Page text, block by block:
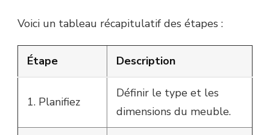
Voici un tableau récapitulatif des étapes :
Étape Description
1. Planifiez
Définir le type et les
dimensions du meuble.